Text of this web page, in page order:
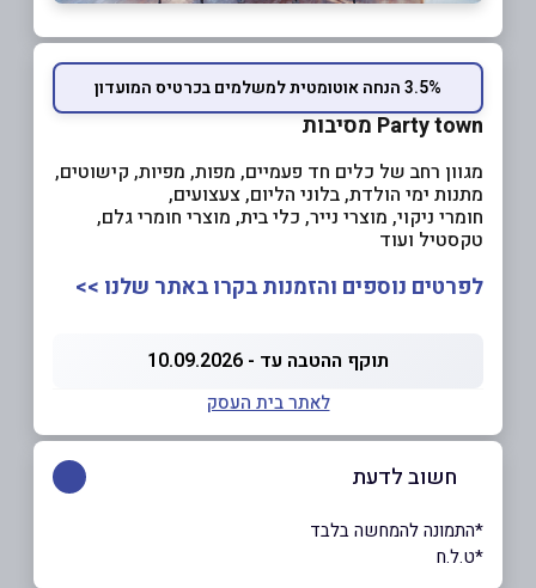
3.5% הנחה אוטומטית למשלמים בכרטיס המועדון
Party town מסיבות
מגוון רחב של כלים חד פעמיים, מפות, מפיות, קישוטים,
מתנות ימי הולדת, בלוני הליום, צעצועים,
חומרי ניקוי, מוצרי נייר, כלי בית, מוצרי חומרי גלם,
טקסטיל ועוד
לפרטים נוספים והזמנות בקרו באתר שלנו >>
תוקף ההטבה עד - 10.09.2026
לאתר בית העסק
חשוב לדעת
*התמונה להמחשה בלבד
*ט.ל.ח